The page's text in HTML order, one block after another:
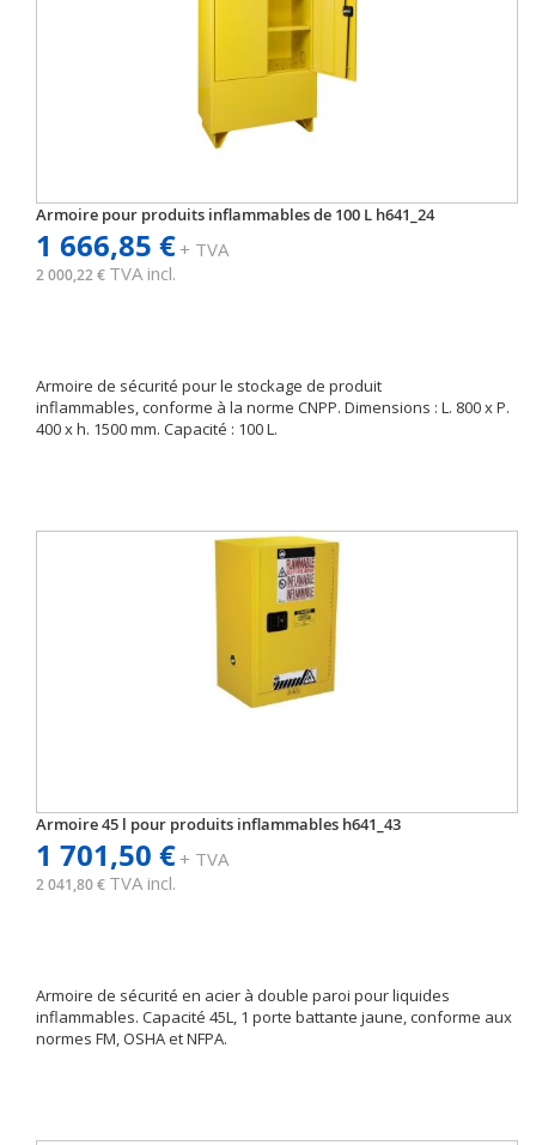
Armoire pour produits inflammables de 100 L h641_24
1 666,85 €+ TVA
2 000,22 € TVA incl.
Armoire de sécurité pour le stockage de produit
inflammables, conforme à la norme CNPP. Dimensions : L. 800 x P.
400 x h. 1500 mm. Capacité : 100 L.
Armoire 45 l pour produits inflammables h641_43
1 701,50 €+ TVA
2 041,80 € TVA incl.
Armoire de sécurité en acier à double paroi pour liquides
inflammables. Capacité 45L, 1 porte battante jaune, conforme aux
normes FM, OSHA et NFPA.